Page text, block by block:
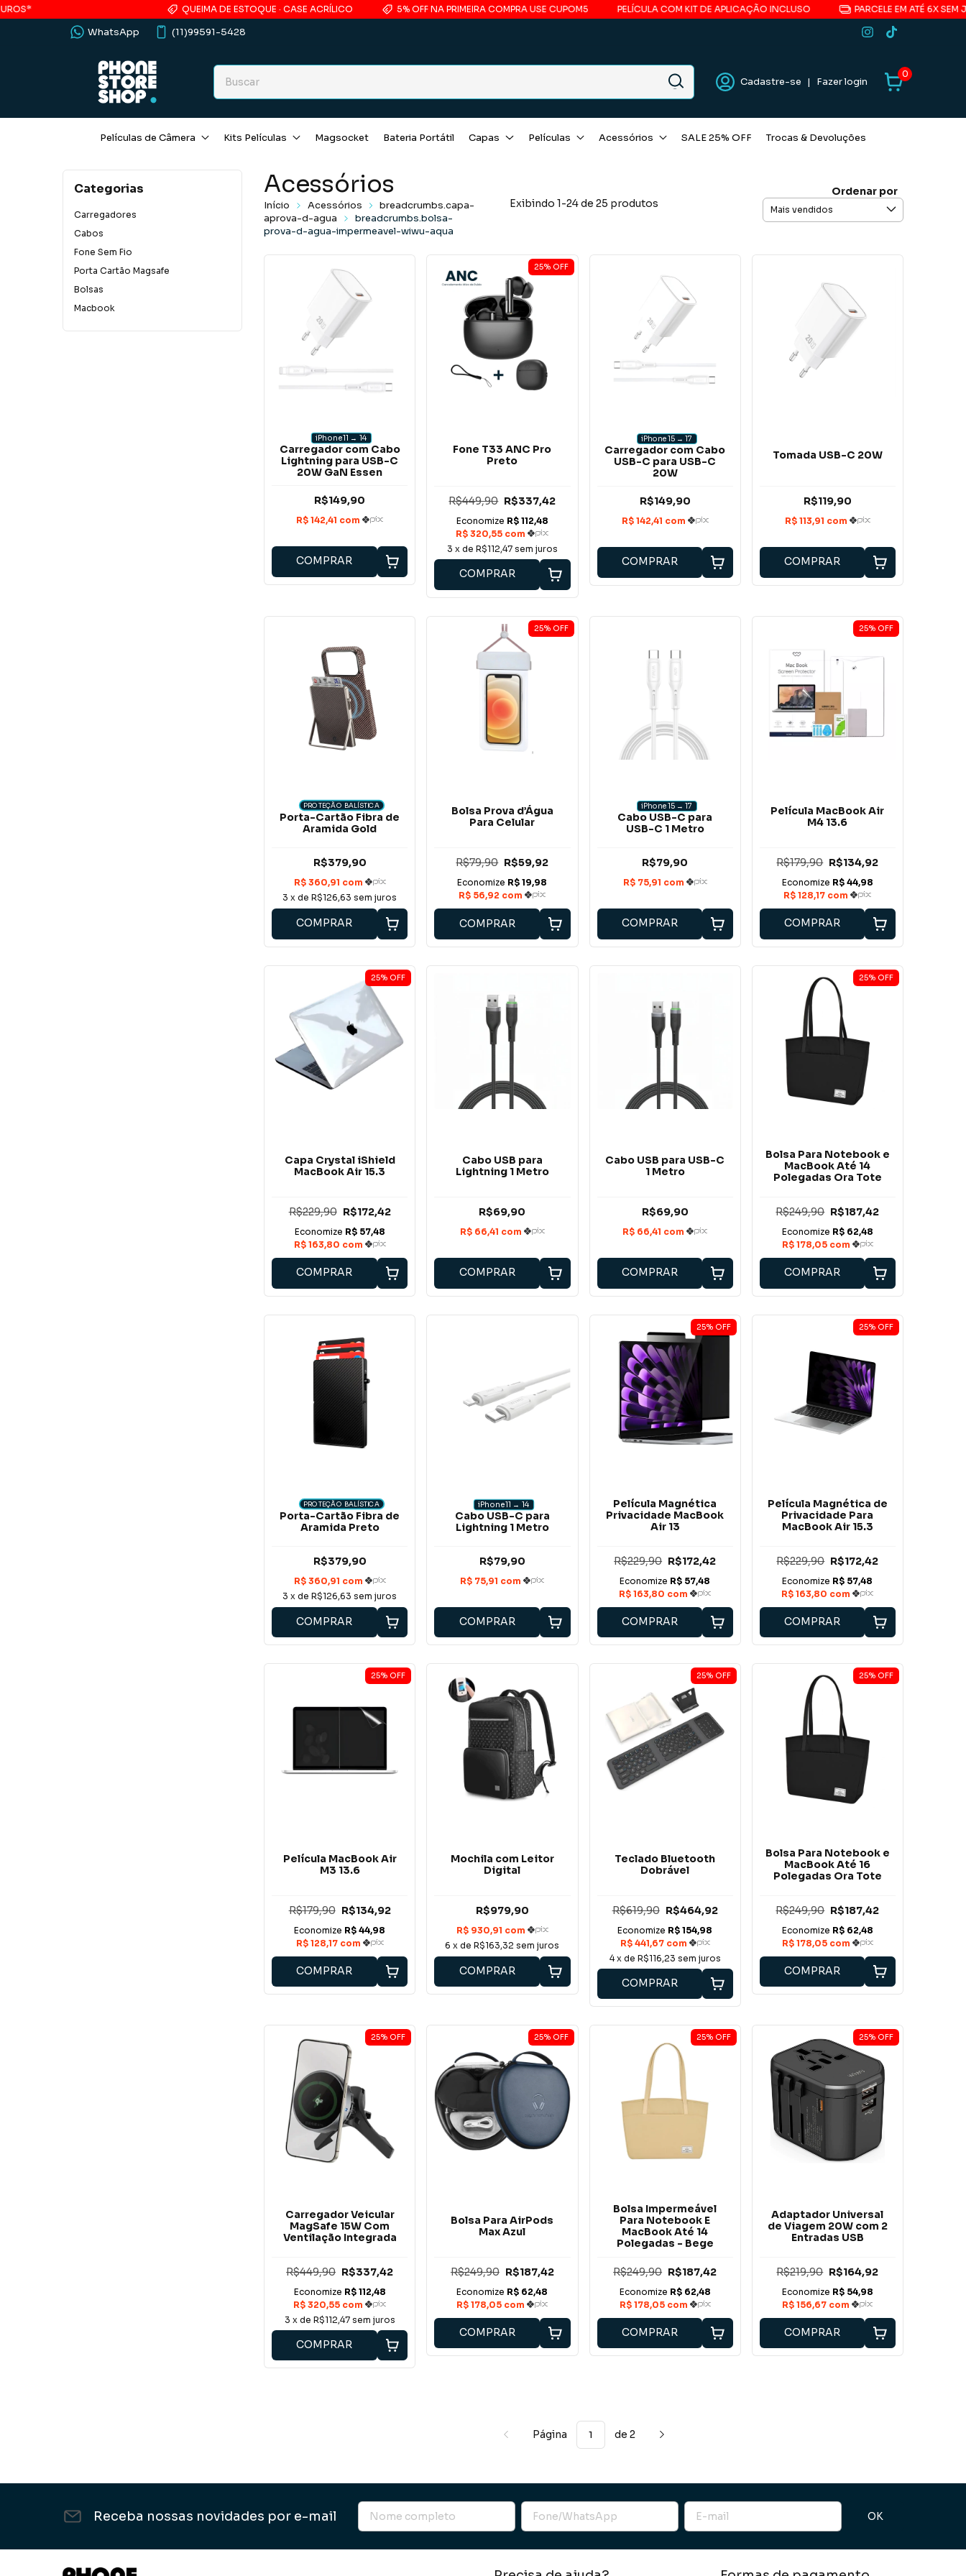
QUEIMA DE ESTOQUE · CASE ACRÍLICO 5% OFF NA PRIMEIRA COMPRA USE CUPOM5 PELÍCULA COM KIT DE APLICAÇÃO INCLUSO PARCELE EM ATÉ 6X SEM JUROS*
WhatsApp (11)99591-5428
Cadastre-se | Fazer login
0
Películas de Câmera Kits Películas Magsocket Bateria Portátil Capas Películas Acessórios SALE 25% OFF Trocas & Devoluções
Categorias
Carregadores
Cabos
Fone Sem Fio
Porta Cartão Magsafe
Bolsas
Macbook
Acessórios
Início Acessórios
breadcrumbs.capa-
aprova-d-agua
breadcrumbs.bolsa-
prova-d-agua-impermeavel-wiwu-aqua
Exibindo 1-24 de 25 produtos
Ordenar por
iPhone 11 → 14
Carregador com Cabo
Lightning para USB-C
20W GaN Essen
R$149,90
COMPRAR
25% OFF
Fone T33 ANC Pro
Preto
R$449,90 R$337,42
3 x de R$112,47 sem juros
COMPRAR
iPhone 15 → 17
Carregador com Cabo
USB-C para USB-C
20W
R$149,90
COMPRAR
Tomada USB-C 20W
R$119,90
COMPRAR
PROTEÇÃO BALÍSTICA
Porta-Cartão Fibra de
Aramida Gold
R$379,90
3 x deR$126,63 sem juros
COMPRAR
25% OFF
Bolsa Prova d’Água
Para Celular
R$79,90 R$59,92
COMPRAR
iPhone 15 → 17
Cabo USB-C para
USB-C 1 Metro
R$79,90
COMPRAR
25% OFF
Película MacBook Air
M4 13.6
R$179,90 R$134,92
COMPRAR
25% OFF
Capa Crystal iShield
MacBook Air 15.3
R$229,90 R$172,42
COMPRAR
Cabo USB para
Lightning 1 Metro
R$69,90
COMPRAR
Cabo USB para USB-C
1 Metro
R$69,90
COMPRAR
25% OFF
Bolsa Para Notebook e
MacBook Até 14
Polegadas Ora Tote
R$249,90 R$187,42
COMPRAR
PROTEÇÃO BALÍSTICA
Porta-Cartão Fibra de
Aramida Preto
R$379,90
3 x deR$126,63 sem juros
COMPRAR
iPhone 11 → 14
Cabo USB-C para
Lightning 1 Metro
R$79,90
COMPRAR
25% OFF
Película Magnética
Privacidade MacBook
Air 13
R$229,90 R$172,42
COMPRAR
25% OFF
Película Magnética de
Privacidade Para
MacBook Air 15.3
R$229,90 R$172,42
COMPRAR
25% OFF
Película MacBook Air
M3 13.6
R$179,90 R$134,92
COMPRAR
Mochila com Leitor
Digital
R$979,90
6 x deR$163,32 sem juros
COMPRAR
25% OFF
Teclado Bluetooth
Dobrável
R$619,90 R$464,92
4 x de R$116,23 sem juros
COMPRAR
25% OFF
Bolsa Para Notebook e
MacBook Até 16
Polegadas Ora Tote
R$249,90 R$187,42
COMPRAR
25% OFF
Carregador Veicular
MagSafe 15W Com
Ventilação Integrada
R$449,90 R$337,42
3 x de R$112,47 sem juros
COMPRAR
25% OFF
Bolsa Para AirPods
Max Azul
R$249,90 R$187,42
COMPRAR
25% OFF
Bolsa Impermeável
Para Notebook E
MacBook Até 14
Polegadas - Bege
R$249,90 R$187,42
COMPRAR
25% OFF
Adaptador Universal
de Viagem 20W com 2
Entradas USB
R$219,90 R$164,92
COMPRAR
Página de 2
Receba nossas novidades por e-mail